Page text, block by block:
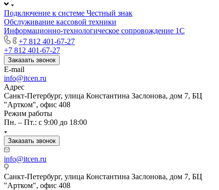
Подключение к системе Честный знак
Обслуживание кассовой техники
Информационно-технологическое сопровождение 1C
+7 812 401-67-27
+7 812 401-67-27
Заказать звонок
E-mail
info@itcen.ru
Адрес
Санкт-Петербург, улица Константина Заслонова, дом 7, БЦ
"Артком", офис 408
Режим работы
Пн. – Пт.: с 9:00 до 18:00
Заказать звонок
info@itcen.ru
Санкт-Петербург, улица Константина Заслонова, дом 7, БЦ
"Артком", офис 408